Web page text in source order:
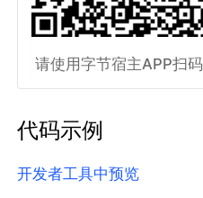
请使用字节宿主APP扫码
代码示例
开发者工具中预览